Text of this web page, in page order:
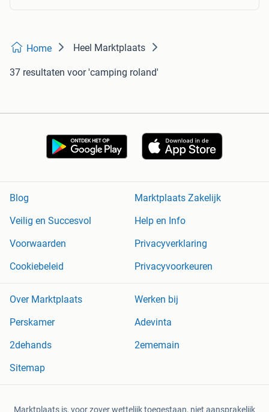
Home Heel Marktplaats
37 resultaten voor 'camping roland'
Blog
Marktplaats Zakelijk
Veilig en Succesvol
Help en Info
Voorwaarden
Privacyverklaring
Cookiebeleid
Privacyvoorkeuren
Over Marktplaats
Werken bij
Perskamer
Adevinta
2dehands
2ememain
Sitemap
Marktplaats is, voor zover wettelijk toegestaan, niet aansprakelijk